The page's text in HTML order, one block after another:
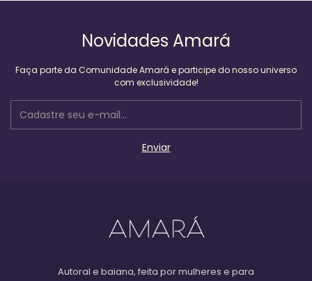
Novidades Amará
Faça parte da Comunidade Amará e participe do nosso universo
com exclusividade!
Autoral e baiana, feita por mulheres e para